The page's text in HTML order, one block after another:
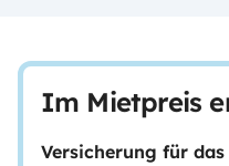
Im Mietpreis
Versicherung für